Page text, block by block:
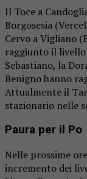
Il Toce a
Borgosesia
Cervo a Vigliano
raggiunto il livello
Sebastiano, la
Benigno hanno
Attualmente il
stazionario nelle
Paura per il Po
Nelle prossime
incremento dei